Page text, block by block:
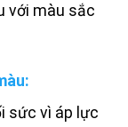
với màu sắc
sức vì áp lực